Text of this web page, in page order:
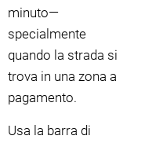
minuto—
specialmente
quando la strada si
trova in una zona a
pagamento.
Usa la barra di